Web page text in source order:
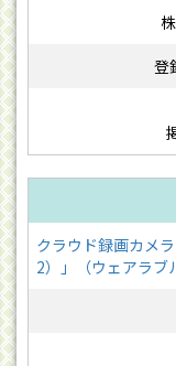
クラウド録画カメ
2）」（ウェアラブ